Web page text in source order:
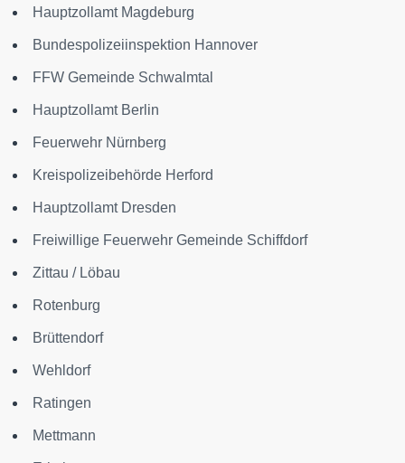
Hauptzollamt Magdeburg
Bundespolizeiinspektion Hannover
FFW Gemeinde Schwalmtal
Hauptzollamt Berlin
Feuerwehr Nürnberg
Kreispolizeibehörde Herford
Hauptzollamt Dresden
Freiwillige Feuerwehr Gemeinde Schiffdorf
Zittau / Löbau
Rotenburg
Brüttendorf
Wehldorf
Ratingen
Mettmann